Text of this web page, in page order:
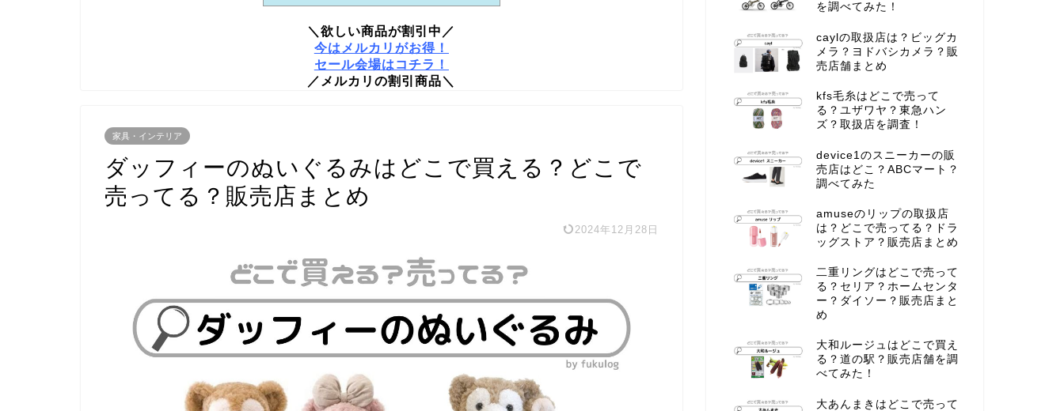
＼欲しい商品が割引中／
今はメルカリがお得！
セール会場はコチラ！
／メルカリの割引商品＼
家具・インテリア
ダッフィーのぬいぐるみはどこで買える？どこで
売ってる？販売店まとめ
2024年12月28日
を調べてみた！
caylの取扱店は？ビッグカ
メラ？ヨドバシカメラ？販
売店舗まとめ
kfs毛糸はどこで売って
る？ユザワヤ？東急ハン
ズ？取扱店を調査！
device1のスニーカーの販
売店はどこ？ABCマート？
調べてみた
amuseのリップの取扱店
は？どこで売ってる？ドラ
ッグストア？販売店まとめ
二重リングはどこで売って
る？セリア？ホームセンタ
ー？ダイソー？販売店まと
め
大和ルージュはどこで買え
る？道の駅？販売店舗を調
べてみた！
大あんまきはどこで売って